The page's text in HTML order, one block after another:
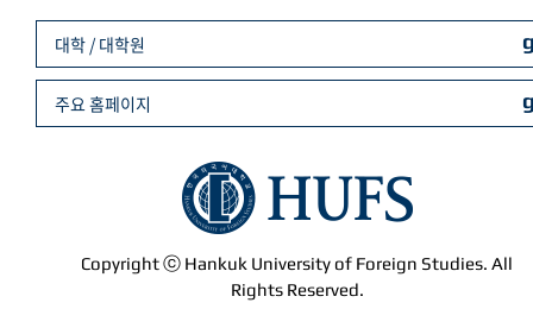
Copyright ⓒ Hankuk University of Foreign Studies. All
Rights Reserved.
대학 / 대학원
주요 홈페이지